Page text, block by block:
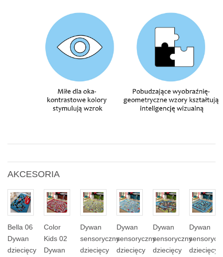
AKCESORIA
Bella 06
Dywan
dziecięcy
Color
Kids 02
Dywan
Dywan
sensoryczny
dziecięcy
Dywan
sensoryczny
dziecięcy
Dywan
sensoryczny
dziecięcy
Dywan
dziecięcy